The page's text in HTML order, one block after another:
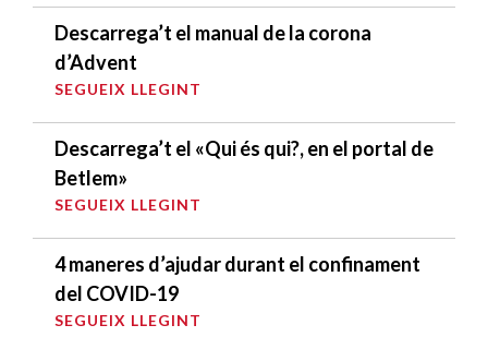
Descarrega’t el manual de la corona
d’Advent
SEGUEIX LLEGINT
Descarrega’t el «Qui és qui?, en el portal de
Betlem»
SEGUEIX LLEGINT
4 maneres d’ajudar durant el confinament
del COVID-19
SEGUEIX LLEGINT